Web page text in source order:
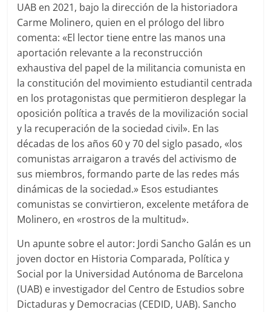
UAB en 2021, bajo la dirección de la historiadora
Carme Molinero, quien en el prólogo del libro
comenta: «El lector tiene entre las manos una
aportación relevante a la reconstrucción
exhaustiva del papel de la militancia comunista en
la constitución del movimiento estudiantil centrada
en los protagonistas que permitieron desplegar la
oposición política a través de la movilización social
y la recuperación de la sociedad civil». En las
décadas de los años 60 y 70 del siglo pasado, «los
comunistas arraigaron a través del activismo de
sus miembros, formando parte de las redes más
dinámicas de la sociedad.» Esos estudiantes
comunistas se convirtieron, excelente metáfora de
Molinero, en «rostros de la multitud».
Un apunte sobre el autor: Jordi Sancho Galán es un
joven doctor en Historia Comparada, Política y
Social por la Universidad Autónoma de Barcelona
(UAB) e investigador del Centro de Estudios sobre
Dictaduras y Democracias (CEDID, UAB). Sancho